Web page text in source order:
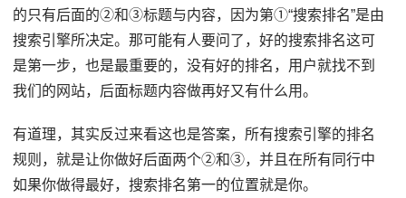
的只有后面的②和③标题与内容，因为第①“搜索排名”是由
搜索引擎所决定。那可能有人要问了，好的搜索排名这可
是第一步，也是最重要的，没有好的排名，用户就找不到
我们的网站，后面标题内容做再好又有什么用。
有道理，其实反过来看这也是答案，所有搜索引擎的排名
规则，就是让你做好后面两个②和③，并且在所有同行中
如果你做得最好，搜索排名第一的位置就是你。